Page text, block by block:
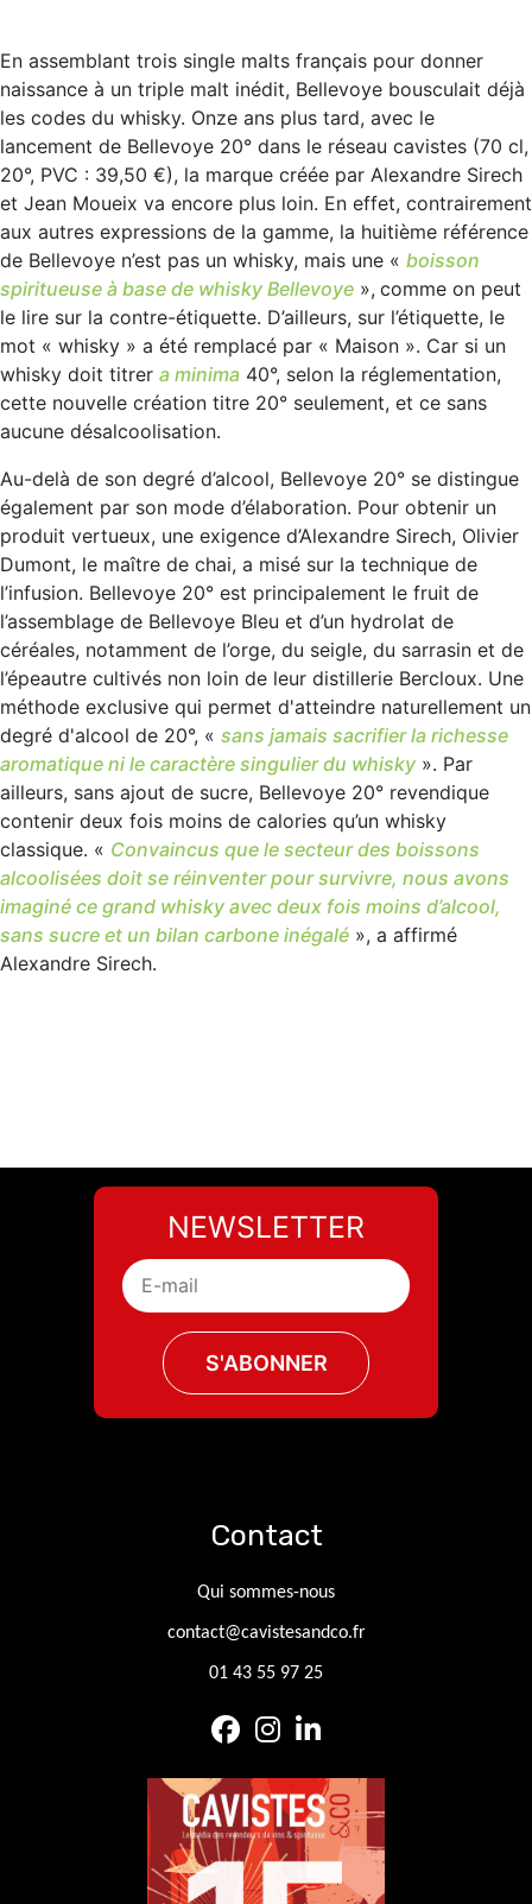
En assemblant trois single malts français pour donner
naissance à un triple malt inédit, Bellevoye bousculait déjà
les codes du whisky. Onze ans plus tard, avec le
lancement de Bellevoye 20° dans le réseau cavistes (70 cl,
20°, PVC : 39,50 €), la marque créée par Alexandre Sirech
et Jean Moueix va encore plus loin. En effet, contrairement
aux autres expressions de la gamme, la huitième référence
de Bellevoye n’est pas un whisky, mais une « boisson
spiritueuse à base de whisky Bellevoye », comme on peut
le lire sur la contre-étiquette. D’ailleurs, sur l’étiquette, le
mot « whisky » a été remplacé par « Maison ». Car si un
whisky doit titrer a minima 40°, selon la réglementation,
cette nouvelle création titre 20° seulement, et ce sans
aucune désalcoolisation.
Au-delà de son degré d’alcool, Bellevoye 20° se distingue
également par son mode d’élaboration. Pour obtenir un
produit vertueux, une exigence d’Alexandre Sirech, Olivier
Dumont, le maître de chai, a misé sur la technique de
l’infusion. Bellevoye 20° est principalement le fruit de
l’assemblage de Bellevoye Bleu et d’un hydrolat de
céréales, notamment de l’orge, du seigle, du sarrasin et de
l’épeautre cultivés non loin de leur distillerie Bercloux. Une
méthode exclusive qui permet d'atteindre naturellement un
degré d'alcool de 20°, « sans jamais sacrifier la richesse
aromatique ni le caractère singulier du whisky ». Par
ailleurs, sans ajout de sucre, Bellevoye 20° revendique
contenir deux fois moins de calories qu’un whisky
classique. « Convaincus que le secteur des boissons
alcoolisées doit se réinventer pour survivre, nous avons
imaginé ce grand whisky avec deux fois moins d’alcool,
sans sucre et un bilan carbone inégalé », a affirmé
Alexandre Sirech.
NEWSLETTER
Contact
Qui sommes-nous
contact@cavistesandco.fr
01 43 55 97 25